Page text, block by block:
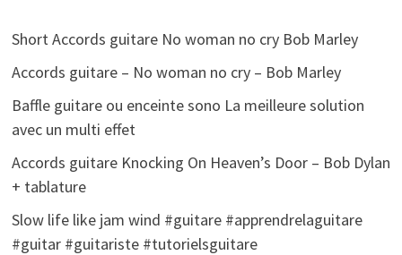
Short Accords guitare No woman no cry Bob Marley
Accords guitare – No woman no cry – Bob Marley
Baffle guitare ou enceinte sono La meilleure solution
avec un multi effet
Accords guitare Knocking On Heaven’s Door – Bob Dylan
+ tablature
Slow life like jam wind #guitare #apprendrelaguitare
#guitar #guitariste #tutorielsguitare